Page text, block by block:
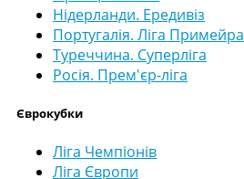
Нідерланди. Ередивіз
Португалія. Ліга Примейра
Туреччина. Суперліга
Росія. Прем'єр-ліга
Єврокубки
Ліга Чемпіонів
Ліга Європи